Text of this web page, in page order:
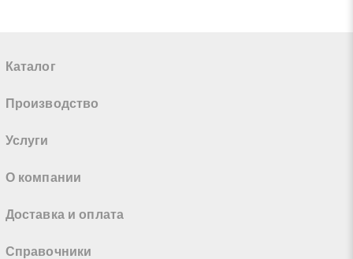
Каталог
Производство
Услуги
О компании
Доставка и оплата
Справочники